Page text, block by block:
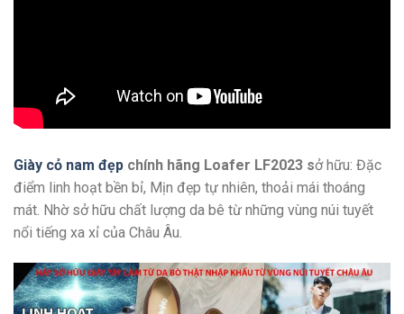
Giày cỏ nam đẹp chính hãng Loafer LF2023 sở hữu: Đặc
điểm linh hoạt bền bỉ, Mịn đẹp tự nhiên, thoải mái thoáng
mát. Nhờ sở hữu chất lượng da bê từ những vùng núi tuyết
nổi tiếng xa xỉ của Châu Âu.